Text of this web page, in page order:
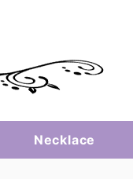
Necklace